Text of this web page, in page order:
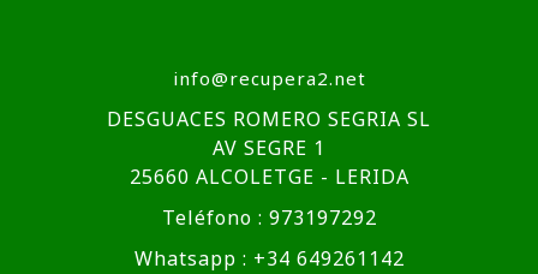
info@recupera2.net
DESGUACES ROMERO SEGRIA SL
AV SEGRE 1
25660 ALCOLETGE - LERIDA
Teléfono : 973197292
Whatsapp : +34 649261142